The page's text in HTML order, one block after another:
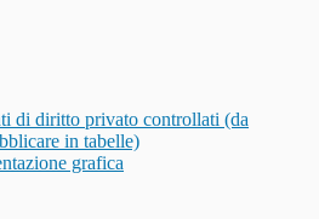
di diritto privato controllati (da
in tabelle)
grafica